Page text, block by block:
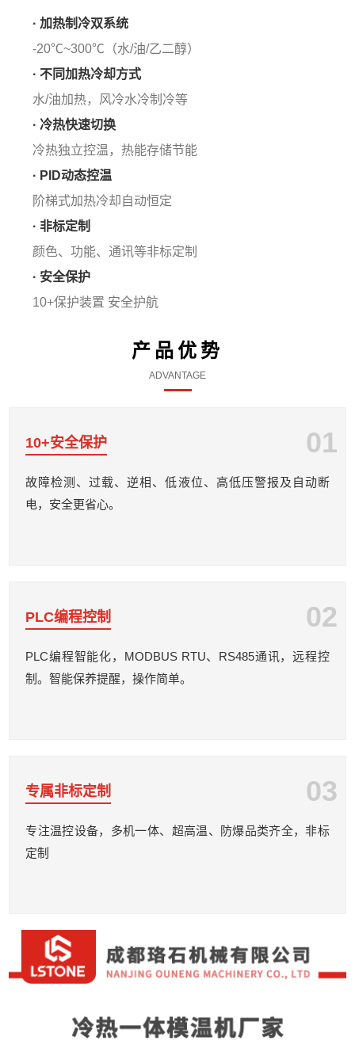
· 加热制冷双系统
-20℃~300℃（水/油/乙二醇）
· 不同加热冷却方式
水/油加热，风冷水冷制冷等
· 冷热快速切换
冷热独立控温，热能存储节能
· PID动态控温
阶梯式加热冷却自动恒定
· 非标定制
颜色、功能、通讯等非标定制
· 安全保护
10+保护装置 安全护航
产品优势
ADVANTAGE
10+安全保护 01
故障检测、过载、逆相、低液位、高低压警报及自动断
电，安全更省心。
PLC编程控制 02
PLC编程智能化，MODBUS RTU、RS485通讯，远程控
制。智能保养提醒，操作简单。
专属非标定制 03
专注温控设备，多机一体、超高温、防爆品类齐全，非标
定制